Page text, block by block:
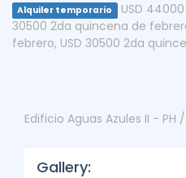
Alquiler temporario USD
30500 2da quincena de
febrero, USD 30500 2da
Edificio Aguas Azules II - PH
Gallery: